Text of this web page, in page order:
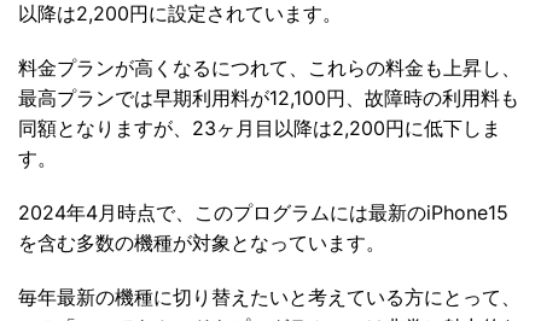
以降は2,200円に設定されています。
料金プランが高くなるにつれて、これらの料金も上昇し、
最高プランでは早期利用料が12,100円、故障時の利用料も
同額となりますが、23ヶ月目以降は2,200円に低下しま
す。
2024年4月時点で、このプログラムには最新のiPhone15
を含む多数の機種が対象となっています。
毎年最新の機種に切り替えたいと考えている方にとって、